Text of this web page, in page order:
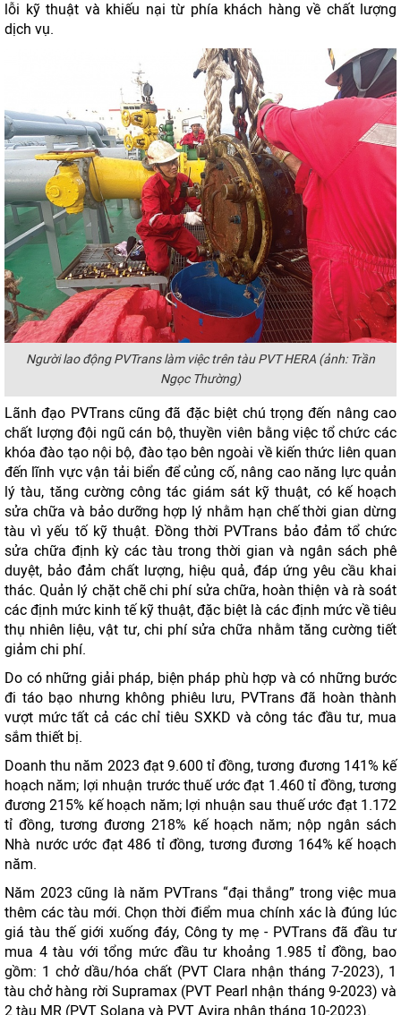
lỗi kỹ thuật và khiếu nại từ phía khách hàng về chất lượng
dịch vụ.
Người lao động PVTrans làm việc trên tàu PVT HERA (ảnh: Trần
Ngọc Thường)
Lãnh đạo PVTrans cũng đã đặc biệt chú trọng đến nâng cao
chất lượng đội ngũ cán bộ, thuyền viên bằng việc tổ chức các
khóa đào tạo nội bộ, đào tạo bên ngoài về kiến thức liên quan
đến lĩnh vực vận tải biển để củng cố, nâng cao năng lực quản
lý tàu, tăng cường công tác giám sát kỹ thuật, có kế hoạch
sửa chữa và bảo dưỡng hợp lý nhằm hạn chế thời gian dừng
tàu vì yếu tố kỹ thuật. Đồng thời PVTrans bảo đảm tổ chức
sửa chữa định kỳ các tàu trong thời gian và ngân sách phê
duyệt, bảo đảm chất lượng, hiệu quả, đáp ứng yêu cầu khai
thác. Quản lý chặt chẽ chi phí sửa chữa, hoàn thiện và rà soát
các định mức kinh tế kỹ thuật, đặc biệt là các định mức về tiêu
thụ nhiên liệu, vật tư, chi phí sửa chữa nhằm tăng cường tiết
giảm chi phí.
Do có những giải pháp, biện pháp phù hợp và có những bước
đi táo bạo nhưng không phiêu lưu, PVTrans đã hoàn thành
vượt mức tất cả các chỉ tiêu SXKD và công tác đầu tư, mua
sắm thiết bị.
Doanh thu năm 2023 đạt 9.600 tỉ đồng, tương đương 141% kế
hoạch năm; lợi nhuận trước thuế ước đạt 1.460 tỉ đồng, tương
đương 215% kế hoạch năm; lợi nhuận sau thuế ước đạt 1.172
tỉ đồng, tương đương 218% kế hoạch năm; nộp ngân sách
Nhà nước ước đạt 486 tỉ đồng, tương đương 164% kế hoạch
năm.
Năm 2023 cũng là năm PVTrans “đại thắng” trong việc mua
thêm các tàu mới. Chọn thời điểm mua chính xác là đúng lúc
giá tàu thế giới xuống đáy, Công ty mẹ - PVTrans đã đầu tư
mua 4 tàu với tổng mức đầu tư khoảng 1.985 tỉ đồng, bao
gồm: 1 chở dầu/hóa chất (PVT Clara nhận tháng 7-2023), 1
tàu chở hàng rời Supramax (PVT Pearl nhận tháng 9-2023) và
2 tàu MR (PVT Solana và PVT Avira nhận tháng 10-2023).